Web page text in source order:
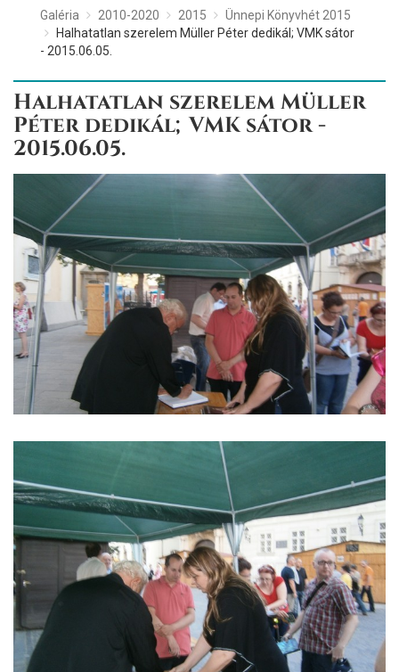
Galéria 2010-2020 2015
Ünnepi Könyvhét 2015
Halhatatlan szerelem Müller Péter dedikál; VMK sátor
- 2015.06.05.
Halhatatlan szerelem Müller
Péter dedikál; VMK sátor -
2015.06.05.